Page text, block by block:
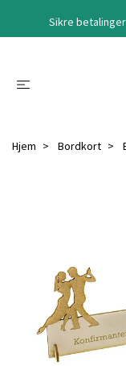
Sikre
Hjem Bordkort